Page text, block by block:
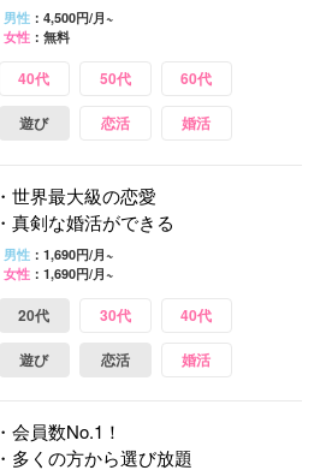
男性：4,500円/月~
女性：無料
40代 50代 60代
遊び 恋活 婚活
・世界最大級の恋愛
・真剣な婚活ができる
男性：1,690円/月~
女性：1,690円/月~
20代 30代 40代
遊び 恋活 婚活
・会員数No.1！
・多くの方から選び放題